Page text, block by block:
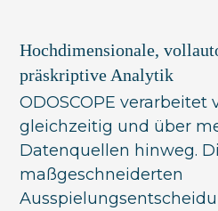
Hochdimensionale,
präskriptive Analytik
ODOSCOPE verarbeitet
gleichzeitig und über
Datenquellen hinweg.
maßgeschneiderten